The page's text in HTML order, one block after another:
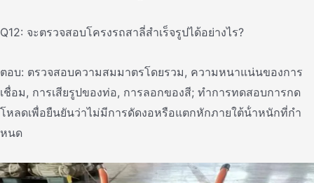
Q12: จะตรวจสอบโครงรถสาลี่สําเร็จรูปได้อย่างไร?
ตอบ: ตรวจสอบความสมมาตรโดยรวม, ความหนาแน่นของการ
เชื่อม, การเสียรูปของท่อ, การลอกของสี; ทําการทดสอบการกด
โหลดเพื่อยืนยันว่าไม่มีการดัดงอหรือแตกหักภายใต้น้ําหนักที่กํา
หนด